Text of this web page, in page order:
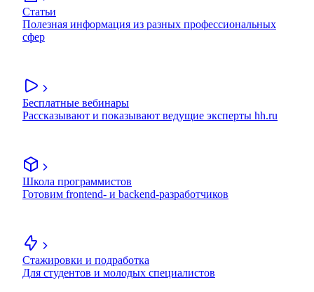
Статьи
Полезная информация из разных профессиональных
сфер
Бесплатные вебинары
Рассказывают и показывают ведущие эксперты hh.ru
Школа программистов
Готовим frontend- и backend-разработчиков
Стажировки и подработка
Для студентов и молодых специалистов